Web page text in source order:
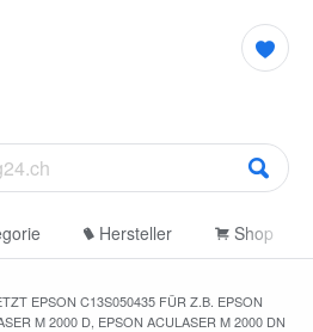
Hersteller Shop
EPSON C13S050435 FÜR Z.B. EPSON
M 2000 D, EPSON ACULASER M 2000 DN